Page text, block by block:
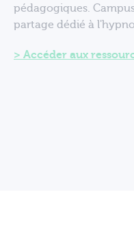
pédagogiques.
partage dédié à
Accéder aux